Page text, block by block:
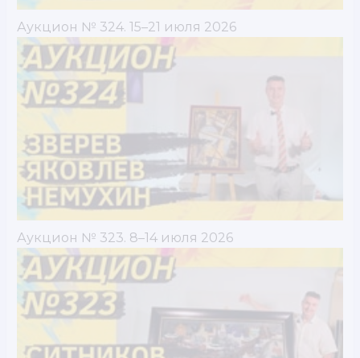
Аукцион № 324. 15–21 июля 2026
Аукцион № 323. 8–14 июля 2026